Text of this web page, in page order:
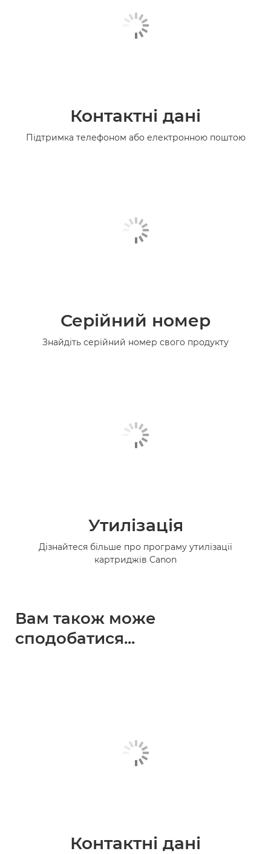
Контактні дані
Підтримка телефоном або електронною поштою
Серійний номер
Знайдіть серійний номер свого продукту
Утилізація
Дізнайтеся більше про програму утилізації
картриджів Canon
Вам також може
сподобатися...
Контактні дані